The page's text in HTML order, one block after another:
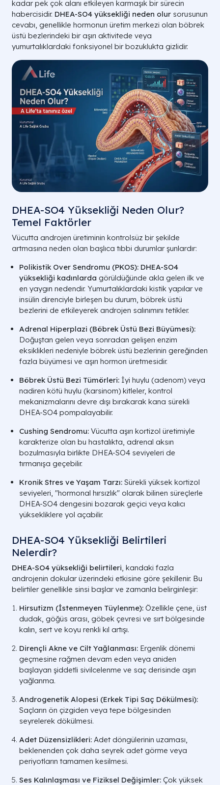
kadar pek çok alanı etkileyen karmaşık bir sürecin
habercisidir. DHEA-SO4 yüksekliği neden olur sorusunun
cevabı, genellikle hormonun üretim merkezi olan böbrek
üstü bezlerindeki bir aşırı aktivitede veya
yumurtalıklardaki fonksiyonel bir bozuklukta gizlidir.
DHEA-SO4 Yüksekliği Neden Olur?
Temel Faktörler
Vücutta androjen üretiminin kontrolsüz bir şekilde
artmasına neden olan başlıca tıbbi durumlar şunlardır:
Polikistik Over Sendromu (PKOS): DHEA-SO4
yüksekliği kadınlarda görüldüğünde akla gelen ilk ve
en yaygın nedendir. Yumurtalıklardaki kistik yapılar ve
insülin direnciyle birleşen bu durum, böbrek üstü
bezlerini de etkileyerek androjen salınımını tetikler.
Adrenal Hiperplazi (Böbrek Üstü Bezi Büyümesi):
Doğuştan gelen veya sonradan gelişen enzim
eksiklikleri nedeniyle böbrek üstü bezlerinin gereğinden
fazla büyümesi ve aşırı hormon üretmesidir.
Böbrek Üstü Bezi Tümörleri: İyi huylu (adenom) veya
nadiren kötü huylu (karsinom) kitleler, kontrol
mekanizmalarını devre dışı bırakarak kana sürekli
DHEA-SO4 pompalayabilir.
Cushing Sendromu: Vücutta aşırı kortizol üretimiyle
karakterize olan bu hastalıkta, adrenal aksın
bozulmasıyla birlikte DHEA-SO4 seviyeleri de
tırmanışa geçebilir.
Kronik Stres ve Yaşam Tarzı: Sürekli yüksek kortizol
seviyeleri, "hormonal hırsızlık" olarak bilinen süreçlerle
DHEA-SO4 dengesini bozarak geçici veya kalıcı
yüksekliklere yol açabilir.
DHEA-SO4 Yüksekliği Belirtileri
Nelerdir?
DHEA-SO4 yüksekliği belirtileri , kandaki fazla
androjenin dokular üzerindeki etkisine göre şekillenir. Bu
belirtiler genellikle sinsi başlar ve zamanla belirginleşir:
Hirsutizm (İstenmeyen Tüylenme): Özellikle çene, üst
dudak, göğüs arası, göbek çevresi ve sırt bölgesinde
kalın, sert ve koyu renkli kıl artışı.
Dirençli Akne ve Cilt Yağlanması: Ergenlik dönemi
geçmesine rağmen devam eden veya aniden
başlayan şiddetli sivilcelenme ve saç derisinde aşırı
yağlanma.
Androgenetik Alopesi (Erkek Tipi Saç Dökülmesi):
Saçların ön çizgiden veya tepe bölgesinden
seyrelerek dökülmesi.
Adet Düzensizlikleri: Adet döngülerinin uzaması,
beklenenden çok daha seyrek adet görme veya
periyotların tamamen kesilmesi.
Ses Kalınlaşması ve Fiziksel Değişimler: Çok yüksek